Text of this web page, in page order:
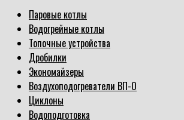
Паровые котлы
Водогрейные котлы
Топочные устройства
Дробилки
Экономайзеры
Воздухоподогреватели ВП-О
Циклоны
Водоподготовка